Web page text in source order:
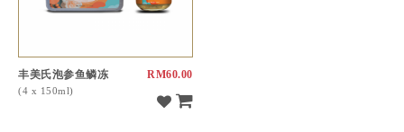
丰美氏泡参鱼鳞冻
(4 x 150ml)
RM60.00